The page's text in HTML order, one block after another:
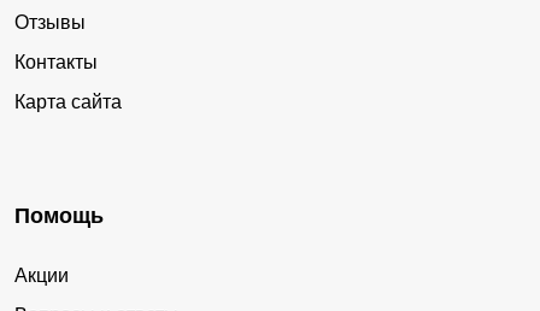
Отзывы
Контакты
Карта сайта
Помощь
Акции